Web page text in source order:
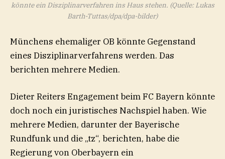
könnte ein Disziplinarverfahren ins Haus stehen. (Quelle: Lukas
Barth-Tuttas/dpa/dpa-bilder)
Münchens ehemaliger OB könnte Gegenstand
eines Disziplinarverfahrens werden. Das
berichten mehrere Medien.
Dieter Reiters Engagement beim FC Bayern könnte
doch noch ein juristisches Nachspiel haben. Wie
mehrere Medien, darunter der Bayerische
Rundfunk und die „tz“, berichten, habe die
Regierung von Oberbayern ein